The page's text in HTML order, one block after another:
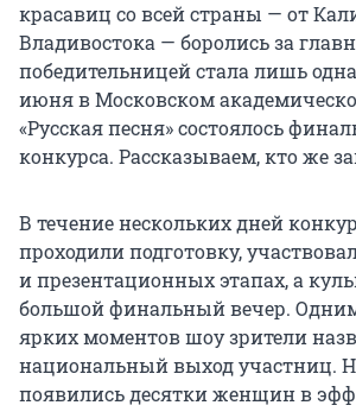
красавиц со всей страны — от
Владивостока — боролись за
победительницей стала лишь
июня в Московском
«Русская песня» состоялось
конкурса. Рассказываем, кто же
В течение нескольких дней
проходили подготовку,
и презентационных этапах, а
большой финальный вечер.
ярких моментов шоу зрители
национальный выход участниц.
появились десятки женщин в